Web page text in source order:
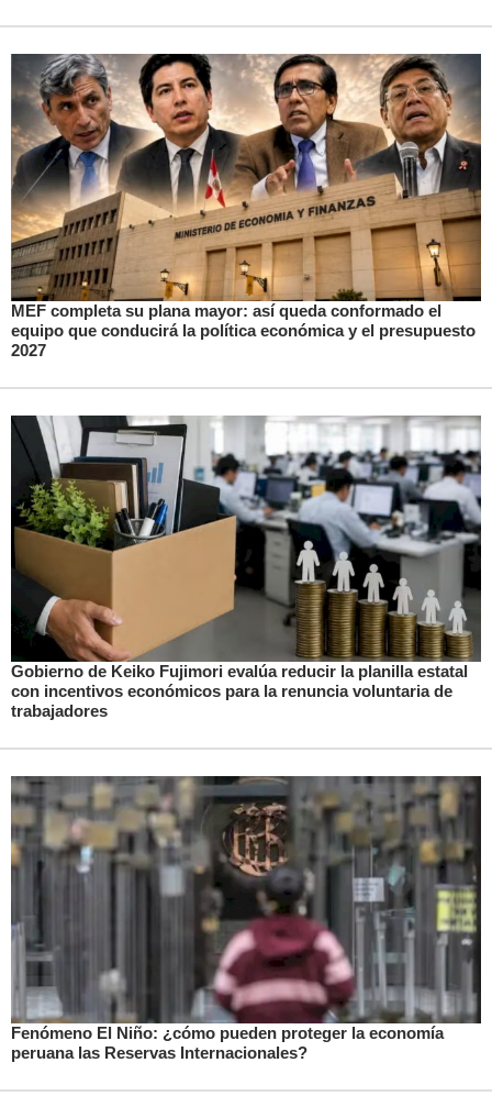
MEF completa su plana mayor: así queda conformado el
equipo que conducirá la política económica y el presupuesto
2027
Gobierno de Keiko Fujimori evalúa reducir la planilla estatal
con incentivos económicos para la renuncia voluntaria de
trabajadores
Fenómeno El Niño: ¿cómo pueden proteger la economía
peruana las Reservas Internacionales?